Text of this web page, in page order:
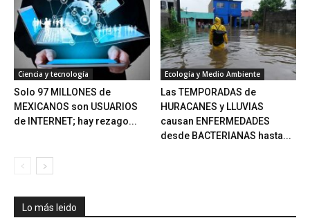
Ciencia y tecnología
Solo 97 MILLONES de
MEXICANOS son USUARIOS
de INTERNET; hay rezago...
Ecología y Medio Ambiente
Las TEMPORADAS de
HURACANES y LLUVIAS
causan ENFERMEDADES
desde BACTERIANAS hasta...
Lo más leido